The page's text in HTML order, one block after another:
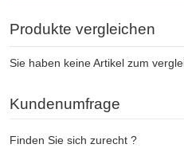
Produkte vergleichen
Sie haben keine Artikel zum
Kundenumfrage
Finden Sie sich zurecht ?